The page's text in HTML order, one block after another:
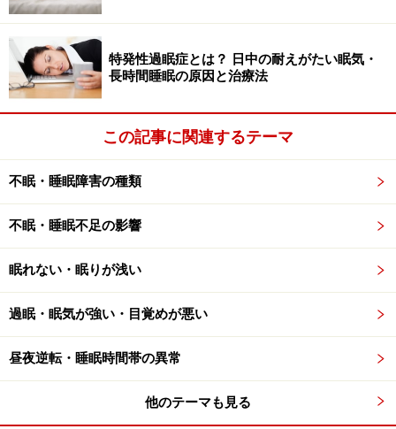
み続けると体が薬に慣れてきて、眠くなくなることもあ
りますので、医師と相談しながら治療を進めると良いで
しょう。
用を起こすことがあります。セレスタミンを飲むのは、
症状が強い時期だけにしておきましょう。
昼間の眠気がつらい人は「第2世代の抗ヒス
タミン薬」
昼間の眠気の原因は、春の気候ばかりではありません
花粉症の人が悩まされる日中の眠気の原因は、大きく分
特発性過眠症とは？ 日中の耐えがたい眠気・
長時間睡眠の原因と治療法
この記事に関連するテーマ
不眠・睡眠障害の種類
不眠・睡眠不足の影響
眠れない・眠りが浅い
過眠・眠気が強い・目覚めが悪い
昼夜逆転・睡眠時間帯の異常
他のテーマも見る